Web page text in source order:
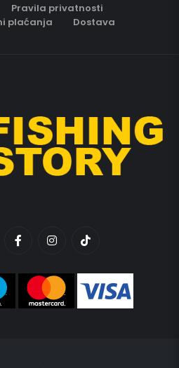
Pravila privatnosti
plaćanja Dostava